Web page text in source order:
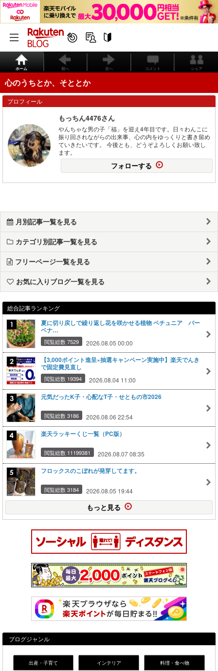
ホーム 前へ 次へ コメント シェア
心のうちとか、そととか
プロフィール
もっちん4476さん
やんちゃな男の子「福」を迎え4年目です。日々わんこに
振り回されながらの出来事、心の内をゆっくりと書き留め
ていきたいです。 今後とも、どうぞよろしくお願い致し
ます。
フォローする
月別記事一覧を見る
カテゴリ別記事一覧を見る
フリーページ一覧を見る
お気に入りブログ一覧を見る
総合記事ランキング
夏に切り戻しで繰り返し花を咲かせる植物 ペチュニア バー
ベナ…
閲覧総数 7529 2026.08.05 00:00
【3,000ポイント進呈×抽選キャンペーン実施中】楽天でんき
で固定費見直し
閲覧総数 19394 2026.08.04 11:00
元気だったK子・心配なT子・せともの市2026
閲覧総数 3186 2026.08.06 22:54
楽天ラッキーくじ一覧（PC版）
閲覧総数 11199381 2026.08.07 08:35
フロックスのこぼれが発芽してます。
閲覧総数 3184 2026.08.05 19:44
もっと見る
ブログジャンル
出産・子育て インテリア 料理・食べ物